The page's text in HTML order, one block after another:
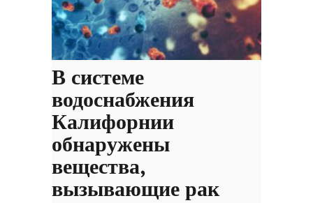
В системе
водоснабжения
Калифорнии
обнаружены
вещества,
вызывающие рак